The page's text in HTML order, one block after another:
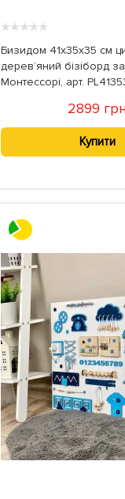
★★★★★
Бизидом 41х35х35 см
дерев’яний бізіборд
Монтессорі, арт.
2899
Купити